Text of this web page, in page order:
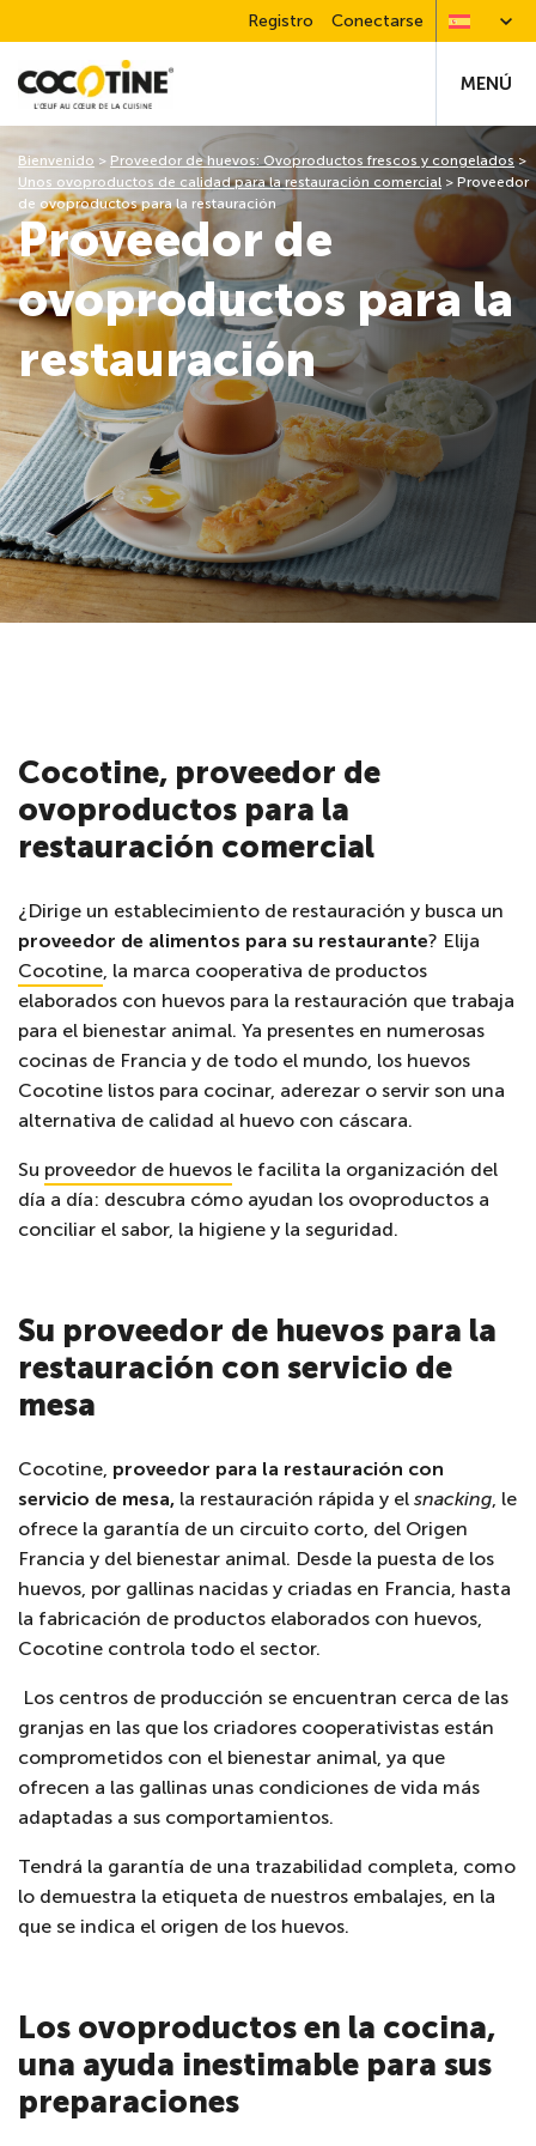
Registro Conectarse
MENÚ
Proveedor de
ovoproductos para la
restauración
Bienvenido > Proveedor de huevos: Ovoproductos frescos y congelados>
Unos ovoproductos de calidad para la restauración comercial > Proveedor
de ovoproductos para la restauración
Cocotine, proveedor de
ovoproductos para la
restauración comercial
¿Dirige un establecimiento de restauración y busca un
proveedor de alimentos para su restaurante? Elija
Cocotine, la marca cooperativa de productos
elaborados con huevos para la restauración que trabaja
para el bienestar animal. Ya presentes en numerosas
cocinas de Francia y de todo el mundo, los huevos
Cocotine listos para cocinar, aderezar o servir son una
alternativa de calidad al huevo con cáscara.
Su proveedor de huevos le facilita la organización del
día a día: descubra cómo ayudan los ovoproductos a
conciliar el sabor, la higiene y la seguridad.
Su proveedor de huevos para la
restauración con servicio de
mesa
Cocotine, proveedor para la restauración con
servicio de mesa, la restauración rápida y el snacking, le
ofrece la garantía de un circuito corto, del Origen
Francia y del bienestar animal. Desde la puesta de los
huevos, por gallinas nacidas y criadas en Francia, hasta
la fabricación de productos elaborados con huevos,
Cocotine controla todo el sector.
Los centros de producción se encuentran cerca de las
granjas en las que los criadores cooperativistas están
comprometidos con el bienestar animal, ya que
ofrecen a las gallinas unas condiciones de vida más
adaptadas a sus comportamientos.
Tendrá la garantía de una trazabilidad completa, como
lo demuestra la etiqueta de nuestros embalajes, en la
que se indica el origen de los huevos.
Los ovoproductos en la cocina,
una ayuda inestimable para sus
preparaciones